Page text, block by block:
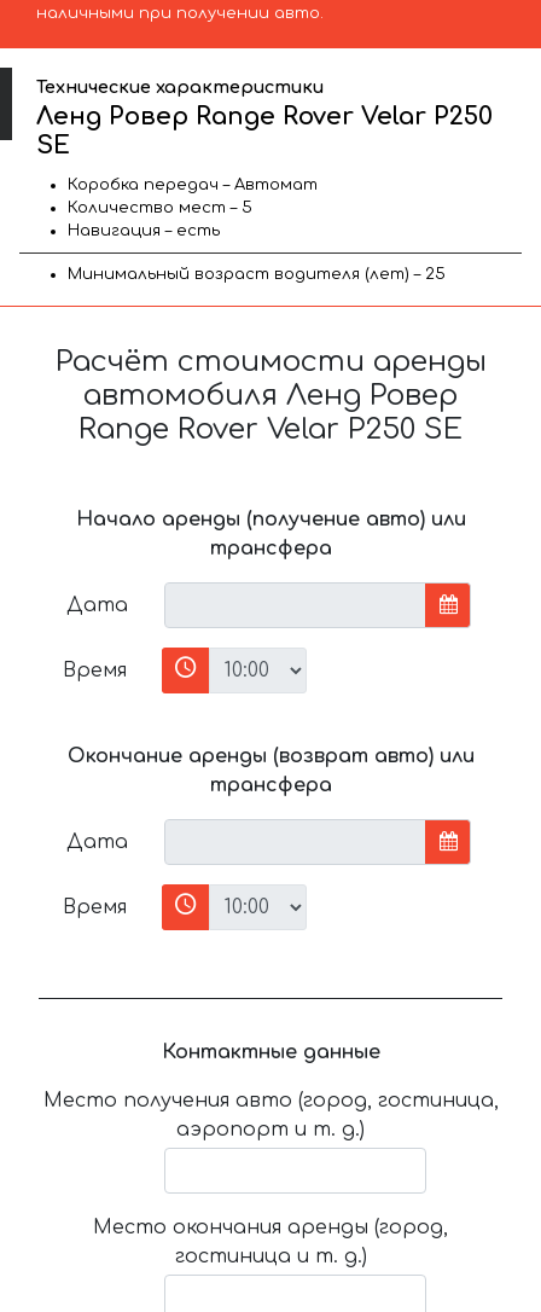
наличными при получении авто.
Технические характеристики
Ленд Ровер Range Rover Velar P250
SE
Коробка передач – Автомат
Количество мест – 5
Навигация – есть
Минимальный возраст водителя (лет) – 25
Расчёт стоимости аренды
автомобиля Ленд Ровер
Range Rover Velar P250 SE
Начало аренды (получение авто) или
трансфера
Дата
Время
Окончание аренды (возврат авто) или
трансфера
Дата
Время
Контактные данные
Место получения авто (город, гостиница,
аэропорт и т. д.)
Место окончания аренды (город,
гостиница и т. д.)